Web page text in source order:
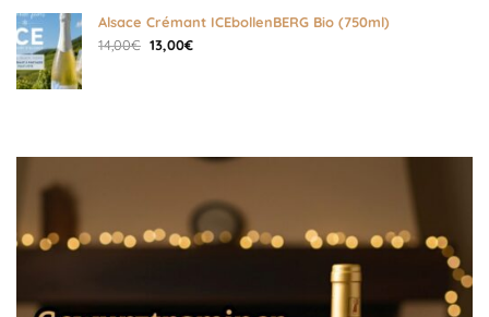
Alsace Crémant ICEbollenBERG Bio (750ml)
14,00€ Le
13,00€Le